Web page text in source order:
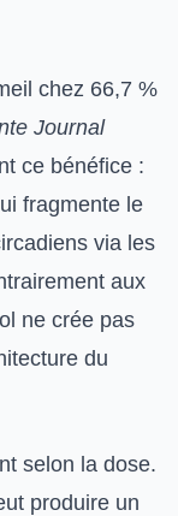
chez 66,7 %
Journal
ce bénéfice :
fragmente le
via les
aux
ne crée pas
du
selon la dose.
produire un